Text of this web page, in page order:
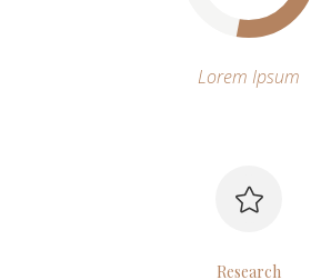
Lorem Ipsum
Research